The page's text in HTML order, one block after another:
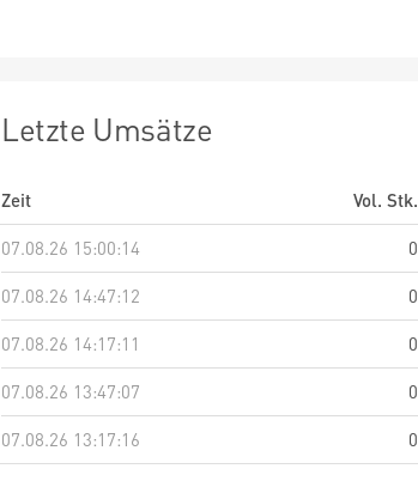
Letzte Umsätze
Zeit Vol. Stk.
07.08.26 15:00:14
0
07.08.26 14:47:12
0
07.08.26 14:17:11
0
07.08.26 13:47:07
0
07.08.26 13:17:16
0